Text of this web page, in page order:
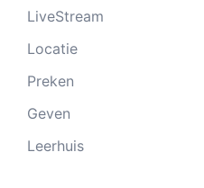
LiveStream
Locatie
Preken
Geven
Leerhuis